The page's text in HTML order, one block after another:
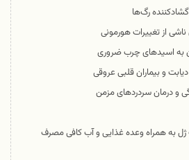
رگ‌ها
از تغییرات هورمونی
به اسیدهای چرب ضروری
و بیماران قلبی عروقی
و درمان سردردهای مزمن
2 عدد سافت ژل به همراه وعده غذایی و آب کافی مصرف